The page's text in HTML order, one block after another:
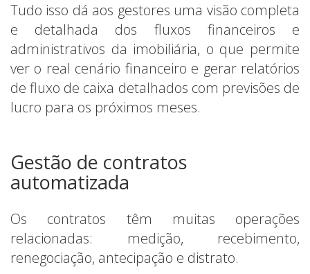
Tudo isso dá aos gestores uma visão completa
e detalhada dos fluxos financeiros e
administrativos da imobiliária, o que permite
ver o real cenário financeiro e gerar relatórios
de fluxo de caixa detalhados com previsões de
lucro para os próximos meses.
Gestão de contratos
automatizada
Os contratos têm muitas operações
relacionadas: medição, recebimento,
renegociação, antecipação e distrato.